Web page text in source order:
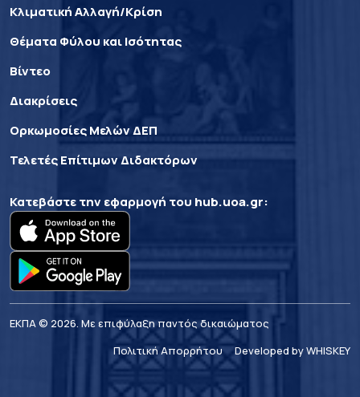
Κλιματική Αλλαγή/Κρίση
Θέματα Φύλου και Ισότητας
Βίντεο
Διακρίσεις
Ορκωμοσίες Μελών ΔΕΠ
Τελετές Επίτιμων Διδακτόρων
Κατεβάστε την εφαρμογή του hub.uoa.gr:
ΕΚΠΑ © 2026. Με επιφύλαξη παντός δικαιώματος
Πολιτική Απορρήτου
Developed by WHISKEY